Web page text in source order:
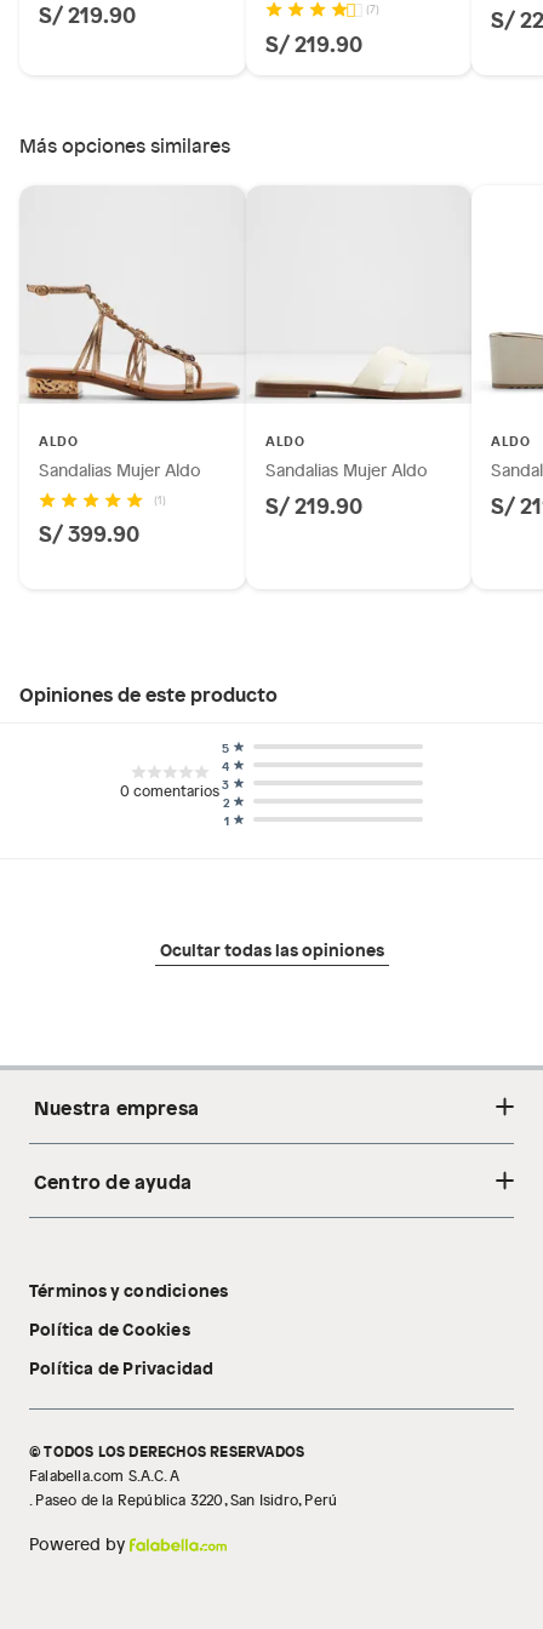
S/ 219.90 (7)
S/ 219.90
S/
Más opciones similares
ALDO
Sandalias Mujer Aldo
(1)
S/ 399.90
ALDO
Sandalias Mujer Aldo
S/ 219.90
ALDO
S/
Opiniones de este producto
0comentarios
1
2
3
4
5
Ocultar todas las opiniones
Nuestra empresa
Acerca de nosotros
Tecnología Pillow Walk
Centro de ayuda
Libro de reclamaciones
Términos y condiciones
Política de Cookies
Política de Privacidad
© TODOS LOS DERECHOS RESERVADOS
Falabella.com S.A.C. A
. Paseo de la República 3220, San Isidro, Perú
Powered by